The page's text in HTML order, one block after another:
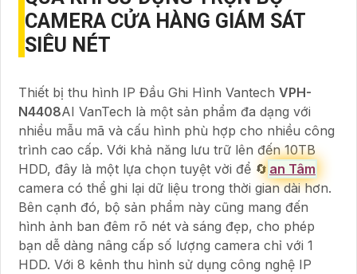
CAMERA CỬA HÀNG GIÁM SÁT
SIÊU NÉT
Thiết bị thu hình IP Đầu Ghi Hình Vantech VPH-
N4408AI VanTech là một sản phẩm đa dạng với
nhiều mẫu mã và cấu hình phù hợp cho nhiều công
trình cao cấp. Với khả năng lưu trữ lên đến 10TB
HDD, đây là một lựa chọn tuyệt vời để 🔄 an Tâm
camera có thể ghi lại dữ liệu trong thời gian dài hơn.
Bên cạnh đó, bộ sản phẩm này cũng mang đến
hình ảnh ban đêm rõ nét và sáng đẹp, cho phép
bạn dễ dàng nâng cấp số lượng camera chỉ với 1
HDD. Với 8 kênh thu hình sử dụng công nghệ IP